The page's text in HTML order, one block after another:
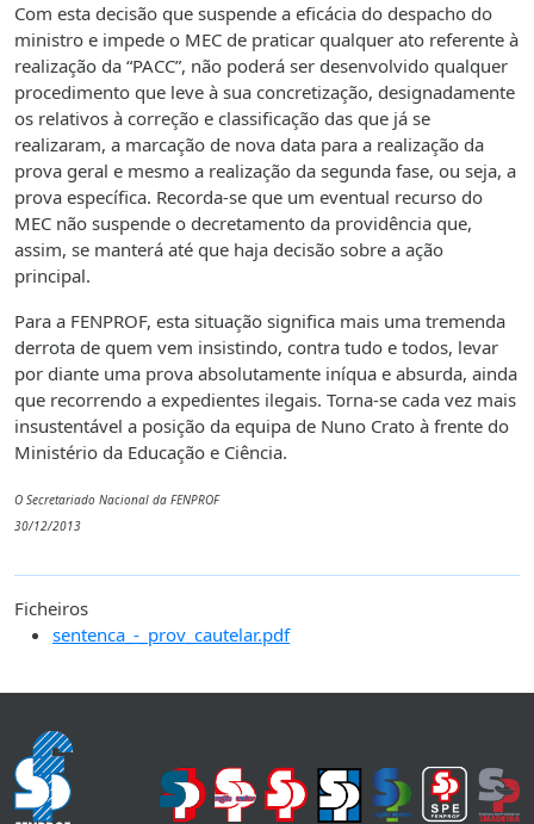
Com esta decisão que suspende a eficácia do despacho do
ministro e impede o MEC de praticar qualquer ato referente à
realização da “PACC”, não poderá ser desenvolvido qualquer
procedimento que leve à sua concretização, designadamente
os relativos à correção e classificação das que já se
realizaram, a marcação de nova data para a realização da
prova geral e mesmo a realização da segunda fase, ou seja, a
prova específica. Recorda-se que um eventual recurso do
MEC não suspende o decretamento da providência que,
assim, se manterá até que haja decisão sobre a ação
principal.
Para a FENPROF, esta situação significa mais uma tremenda
derrota de quem vem insistindo, contra tudo e todos, levar
por diante uma prova absolutamente iníqua e absurda, ainda
que recorrendo a expedientes ilegais. Torna-se cada vez mais
insustentável a posição da equipa de Nuno Crato à frente do
Ministério da Educação e Ciência.
O Secretariado Nacional da FENPROF
30/12/2013
Ficheiros
sentenca_-_prov_cautelar.pdf